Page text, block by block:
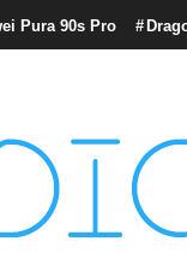
Pura 90s Pro